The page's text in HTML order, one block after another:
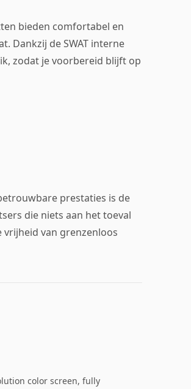
bieden comfortabel en
Dankzij de SWAT interne
zodat je voorbereid blijft op
prestaties is de
die niets aan het toeval
vrijheid van grenzenloos
color screen, fully